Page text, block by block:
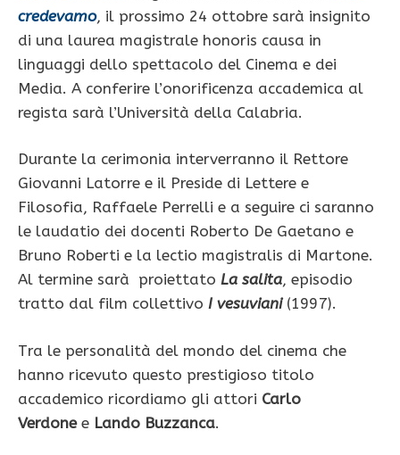
credevamo, il prossimo 24 ottobre sarà insignito
di una laurea magistrale honoris causa in
linguaggi dello spettacolo del Cinema e dei
Media. A conferire l’onorificenza accademica al
regista sarà l’Università della Calabria.
Durante la cerimonia interverranno il Rettore
Giovanni Latorre e il Preside di Lettere e
Filosofia, Raffaele Perrelli e a seguire ci saranno
le laudatio dei docenti Roberto De Gaetano e
Bruno Roberti e la lectio magistralis di Martone.
Al termine sarà proiettato La salita, episodio
tratto dal film collettivo I vesuviani (1997).
Tra le personalità del mondo del cinema che
hanno ricevuto questo prestigioso titolo
accademico ricordiamo gli attori Carlo
Verdone e Lando Buzzanca.